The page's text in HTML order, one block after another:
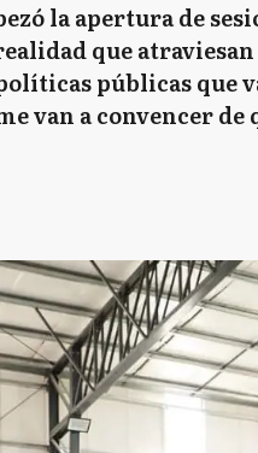
la apertura de
que
públicas que
van a convencer